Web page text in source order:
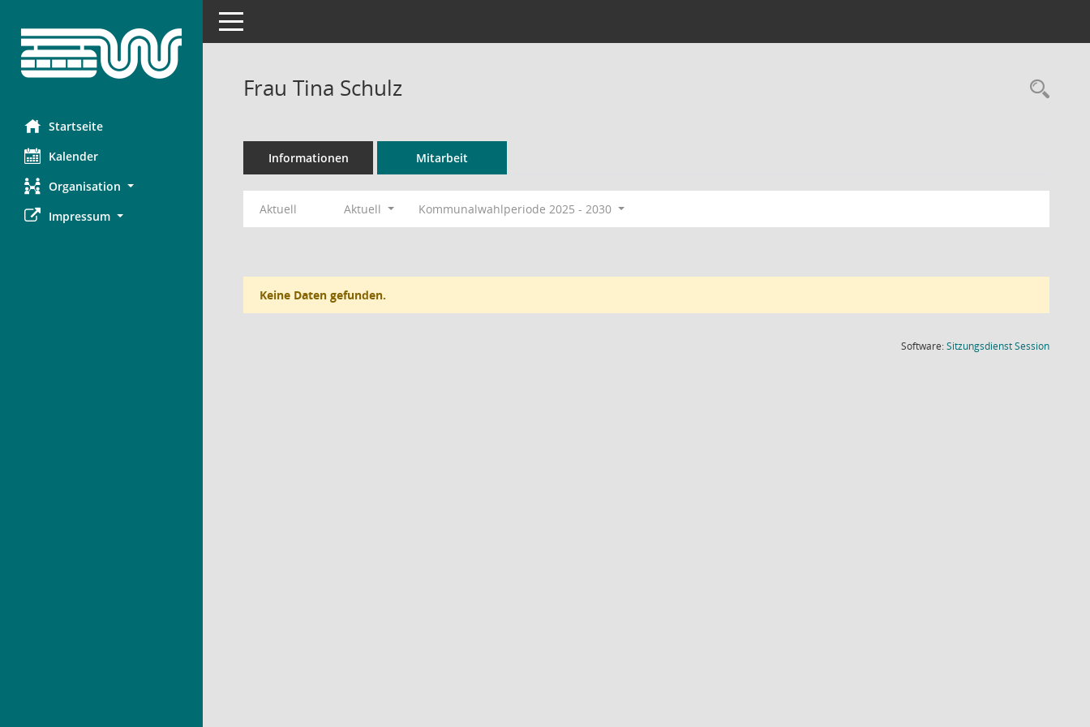
Startseite
Kalender
Organisation
Impressum
Toggle navigation
Frau Tina Schulz
Informationen Mitarbeit
Aktuell Aktuell Kommunalwahlperiode 2025 - 2030
Keine Daten gefunden.
Software:SitzungsdienstSession(Wird in